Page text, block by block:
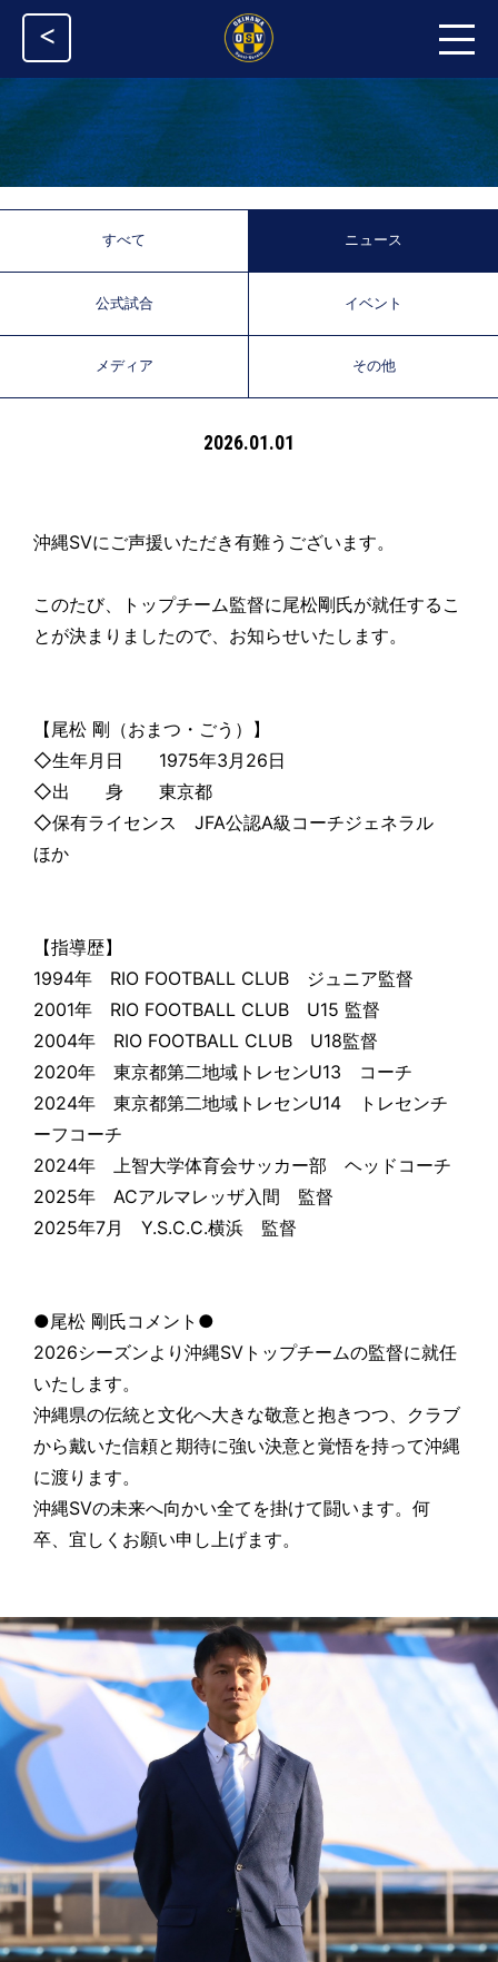
<
すべて ニュース
公式試合 イベント
メディア その他
2026.01.01
沖縄SVにご声援いただき有難うございます。
このたび、トップチーム監督に尾松剛氏が就任するこ
とが決まりましたので、お知らせいたします。
【尾松 剛（おまつ・ごう）】
◇生年月日 1975年3月26日
◇出 身 東京都
◇保有ライセンス JFA公認A級コーチジェネラル
ほか
【指導歴】
1994年 RIO FOOTBALL CLUB ジュニア監督
2001年 RIO FOOTBALL CLUB U15 監督
2004年 RIO FOOTBALL CLUB U18監督
2020年 東京都第二地域トレセンU13 コーチ
2024年 東京都第二地域トレセンU14 トレセンチ
ーフコーチ
2024年 上智大学体育会サッカー部 ヘッドコーチ
2025年 ACアルマレッザ入間 監督
2025年7月 Y.S.C.C.横浜 監督
●尾松 剛氏コメント●
2026シーズンより沖縄SVトップチームの監督に就任
いたします。
沖縄県の伝統と文化へ大きな敬意と抱きつつ、クラブ
から戴いた信頼と期待に強い決意と覚悟を持って沖縄
に渡ります。
沖縄SVの未来へ向かい全てを掛けて闘います。何
卒、宜しくお願い申し上げます。